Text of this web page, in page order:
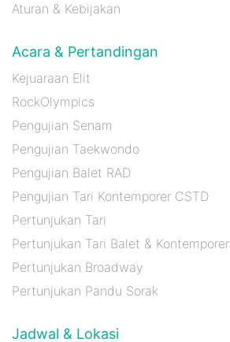
Aturan & Kebijakan
Acara & Pertandingan
Kejuaraan Elit
RockOlympics
Pengujian Senam
Pengujian Taekwondo
Pengujian Balet RAD
Pengujian Tari Kontemporer CSTD
Pertunjukan Tari
Pertunjukan Tari Balet & Kontemporer
Pertunjukan Broadway
Pertunjukan Pandu Sorak
Jadwal & Lokasi